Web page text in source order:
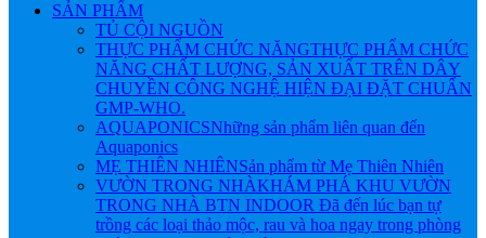
SẢN PHẨM
TỦ CỘI NGUỒN
THỰC PHẨM CHỨC NĂNGTHỰC PHẨM CHỨC
NĂNG CHẤT LƯỢNG, SẢN XUẤT TRÊN DÂY
CHUYỀN CÔNG NGHỆ HIỆN ĐẠI ĐẶT CHUẨN
GMP-WHO.
AQUAPONICSNhững sản phẩm liên quan đến
Aquaponics
MẸ THIÊN NHIÊNSản phẩm từ Mẹ Thiên Nhiên
VƯỜN TRONG NHÀKHÁM PHÁ KHU VƯỜN
TRONG NHÀ BTN INDOOR Đã đến lúc bạn tự
trồng các loại thảo mộc, rau và hoa ngay trong phòng